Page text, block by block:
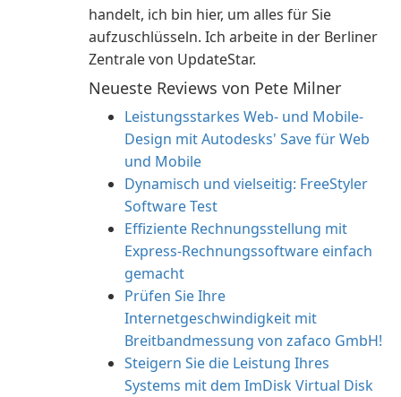
handelt, ich bin hier, um alles für Sie
aufzuschlüsseln. Ich arbeite in der Berliner
Zentrale von UpdateStar.
Neueste Reviews von Pete Milner
Leistungsstarkes Web- und Mobile-
Design mit Autodesks' Save für Web
und Mobile
Dynamisch und vielseitig: FreeStyler
Software Test
Effiziente Rechnungsstellung mit
Express-Rechnungssoftware einfach
gemacht
Prüfen Sie Ihre
Internetgeschwindigkeit mit
Breitbandmessung von zafaco GmbH!
Steigern Sie die Leistung Ihres
Systems mit dem ImDisk Virtual Disk